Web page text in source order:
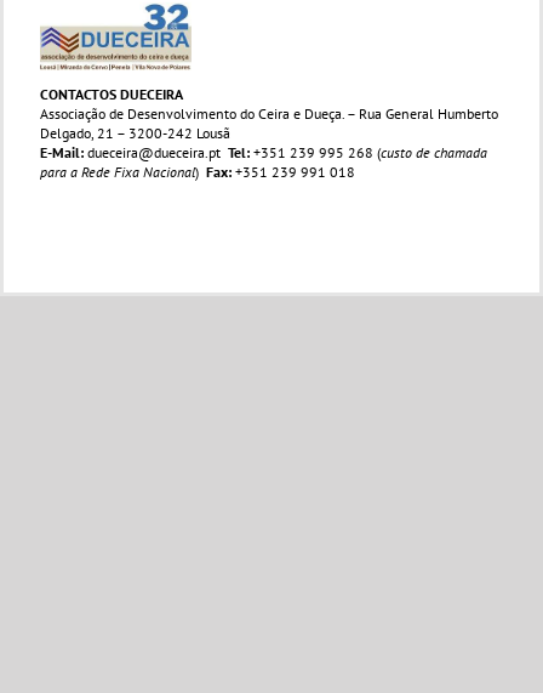
CONTACTOS DUECEIRA
Associação de Desenvolvimento do Ceira e Dueça. – Rua General Humberto
Delgado, 21 – 3200-242 Lousã
E-Mail: dueceira@dueceira.pt Tel: +351 239 995 268 (custo de chamada
para a Rede Fixa Nacional) Fax: +351 239 991 018